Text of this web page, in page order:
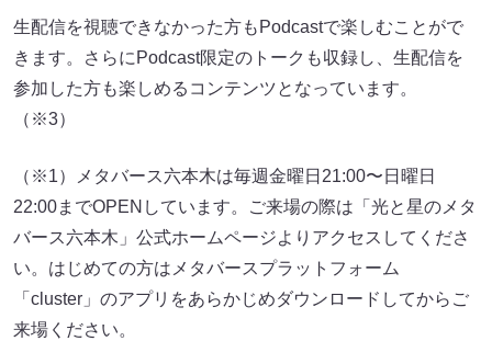
生配信を視聴できなかった方もPodcastで楽しむことがで
きます。さらにPodcast限定のトークも収録し、生配信を
参加した方も楽しめるコンテンツとなっています。
（※3）
（※1）メタバース六本木は毎週金曜日21:00〜日曜日
22:00までOPENしています。ご来場の際は「光と星のメタ
バース六本木」公式ホームページよりアクセスしてくださ
い。はじめての方はメタバースプラットフォーム
「cluster」のアプリをあらかじめダウンロードしてからご
来場ください。